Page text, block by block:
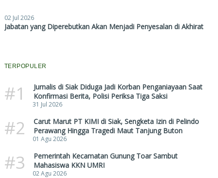
02 Jul 2026
Jabatan yang Diperebutkan Akan Menjadi Penyesalan di Akhirat
TERPOPULER
#1
Jurnalis di Siak Diduga Jadi Korban Penganiayaan Saat
Konfirmasi Berita, Polisi Periksa Tiga Saksi
31 Jul 2026
#2
Carut Marut PT KIMI di Siak, Sengketa Izin di Pelindo
Perawang Hingga Tragedi Maut Tanjung Buton
01 Agu 2026
#3
Pemerintah Kecamatan Gunung Toar Sambut
Mahasiswa KKN UMRI
02 Agu 2026